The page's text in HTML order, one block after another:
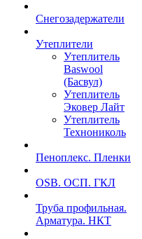
Снегозадержатели
Утеплители
Утеплитель
Baswool
(Басвул)
Утеплитель
Эковер Лайт
Утеплитель
Технониколь
Пеноплекс. Пленки
OSB. ОСП. ГКЛ
Труба профильная.
Арматура. НКТ